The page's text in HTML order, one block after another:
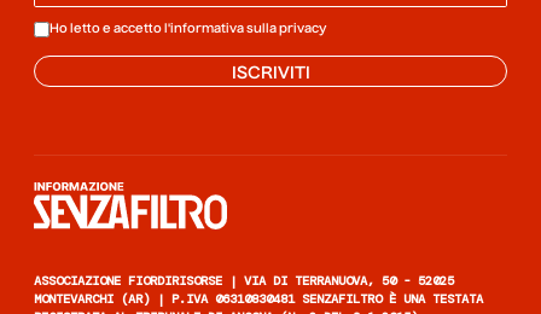
Ho letto e accetto l'informativa sulla privacy
ISCRIVITI
ASSOCIAZIONE FIORDIRISORSE | VIA DI TERRANUOVA, 50 - 52025
MONTEVARCHI (AR) | P.IVA 06310830481 SENZAFILTRO È UNA TESTATA